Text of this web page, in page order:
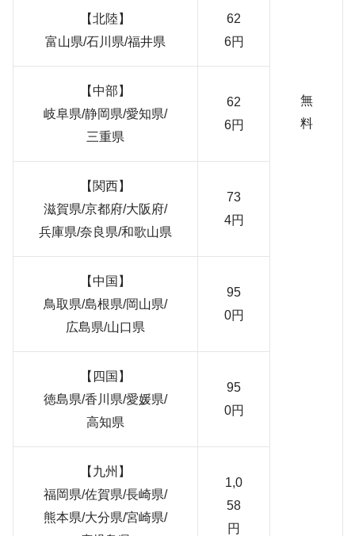
無
料
【北陸】
富山県/石川県/福井県
62
6円
【中部】
岐阜県/静岡県/愛知県/
三重県
62
6円
【関西】
滋賀県/京都府/大阪府/
兵庫県/奈良県/和歌山県
73
4円
【中国】
鳥取県/島根県/岡山県/
広島県/山口県
95
0円
【四国】
徳島県/香川県/愛媛県/
高知県
95
0円
【九州】
福岡県/佐賀県/長崎県/
熊本県/大分県/宮崎県/
1,0
58
円